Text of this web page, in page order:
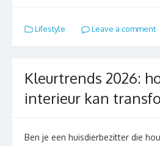
Lifestyle Leave a comment
Kleurtrends 2026:
interieur kan
Ben je een huisdierbezitter die